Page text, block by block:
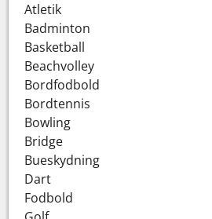
Atletik
Badminton
Basketball
Beachvolley
Bordfodbold
Bordtennis
Bowling
Bridge
Bueskydning
Dart
Fodbold